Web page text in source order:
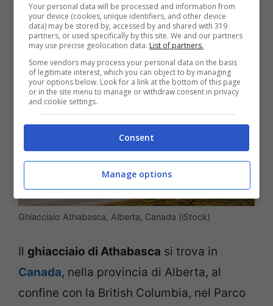
Ghiacciaio Athabasca – Canada
Ghiacciaio Athabasca, Alberta, Canada (iStock)
Il ghiacciaio di Athabasca si trova in
Canada, nella provincia di Alberta, al
confine con la British Columbia, nel Parco
Your personal data will be processed and information from
your device (cookies, unique identifiers, and other device
data) may be stored by, accessed by and shared with 319
partners, or used specifically by this site. We and our partners
may use precise geolocation data. List of partners.
Some vendors may process your personal data on the basis
of legitimate interest, which you can object to by managing
your options below. Look for a link at the bottom of this page
or in the site menu to manage or withdraw consent in privacy
and cookie settings.
Consent
Manage options